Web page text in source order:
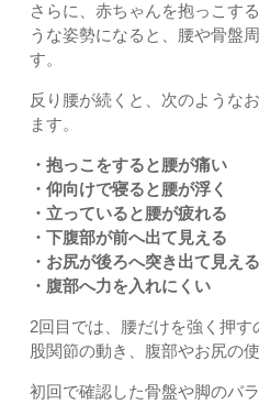
さらに、赤ちゃんを抱っこす
うな姿勢になると、腰や骨盤
す。
反り腰が続くと、次のような
ます。
・抱っこをすると腰が痛い
・仰向けで寝ると腰が浮く
・立っていると腰が疲れる
・下腹部が前へ出て見える
・お尻が後ろへ突き出て見える
・腹部へ力を入れにくい
2回目では、腰だけを強く押す
股関節の動き、腹部やお尻の
初回で確認した骨盤や脚のバ